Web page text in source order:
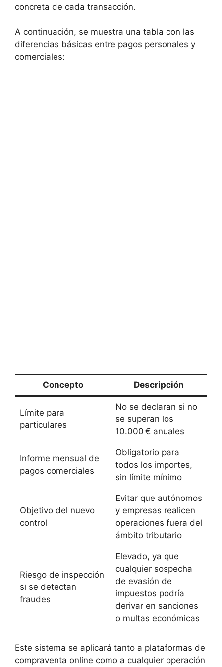
concreta de cada transacción.
A continuación, se muestra una tabla con las
diferencias básicas entre pagos personales y
comerciales:
Concepto Descripción
Límite para
particulares
No se declaran si no
se superan los
10.000 € anuales
Informe mensual de
pagos comerciales
Obligatorio para
todos los importes,
sin límite mínimo
Objetivo del nuevo
control
Evitar que autónomos
y empresas realicen
operaciones fuera del
ámbito tributario
Riesgo de inspección
si se detectan
fraudes
Elevado, ya que
cualquier sospecha
de evasión de
impuestos podría
derivar en sanciones
o multas económicas
Este sistema se aplicará tanto a plataformas de
compraventa online como a cualquier operación